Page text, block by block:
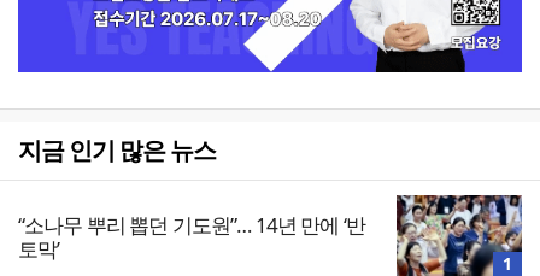
지금 인기 많은 뉴스
“소나무 뿌리 뽑던 기도원”… 14년 만에 ‘반
토막’
1